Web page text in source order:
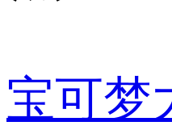
宝可梦